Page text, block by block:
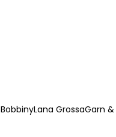
BobbinyLana GrossaGarn